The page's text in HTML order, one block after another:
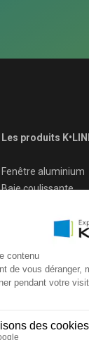
Les produits
Fenêtre aluminium
Baie coulissante
Porte d'entrée
Porte fenêtre
Ouverture porte a